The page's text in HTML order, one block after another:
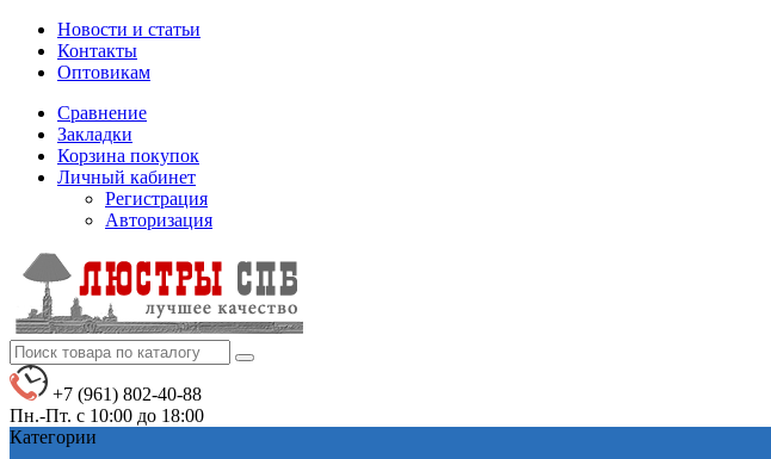
Новости и статьи
Контакты
Оптовикам
Сравнение
Закладки
Корзина покупок
Личный кабинет
Регистрация
Авторизация
+7 (961) 802-40-88
Пн.-Пт. с 10:00 до 18:00
Категории